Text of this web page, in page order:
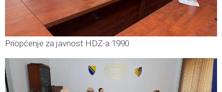
Priopćenje za javnost HDZ-a 1990